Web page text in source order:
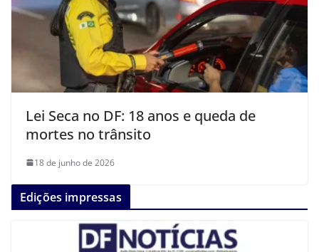
Lei Seca no DF: 18 anos e queda de
mortes no trânsito
18 de junho de 2026
Edições impressas